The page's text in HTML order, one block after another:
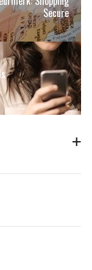
Secure